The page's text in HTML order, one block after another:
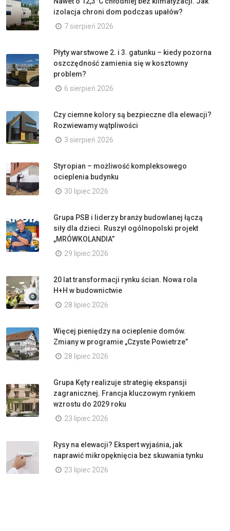
izolacja chroni dom podczas upałów?
7 sierpień 2026
Płyty warstwowe 2. i 3. gatunku – kiedy pozorna
oszczędność zamienia się w kosztowny
problem?
6 sierpień 2026
Czy ciemne kolory są bezpieczne dla elewacji?
Rozwiewamy wątpliwości
3 sierpień 2026
Styropian – możliwość kompleksowego
ocieplenia budynku
30 lipiec 2026
Grupa PSB i liderzy branży budowlanej łączą
siły dla dzieci. Ruszył ogólnopolski projekt
„MRÓWKOLANDIA”
29 lipiec 2026
20 lat transformacji rynku ścian. Nowa rola
H+H w budownictwie
28 lipiec 2026
Więcej pieniędzy na ocieplenie domów.
Zmiany w programie „Czyste Powietrze”
28 lipiec 2026
Grupa Kęty realizuje strategię ekspansji
zagranicznej. Francja kluczowym rynkiem
wzrostu do 2029 roku
23 lipiec 2026
Rysy na elewacji? Ekspert wyjaśnia, jak
naprawić mikropęknięcia bez skuwania tynku
23 lipiec 2026